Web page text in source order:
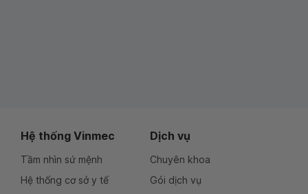
Hệ thống Vinmec
Tầm nhìn sứ mệnh
Hệ thống cơ sở y tế
Dịch vụ
Chuyên khoa
Gói dịch vụ